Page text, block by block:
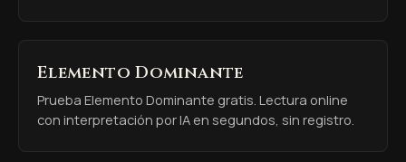
Elemento Dominante
Prueba Elemento Dominante gratis. Lectura online
con interpretación por IA en segundos, sin registro.